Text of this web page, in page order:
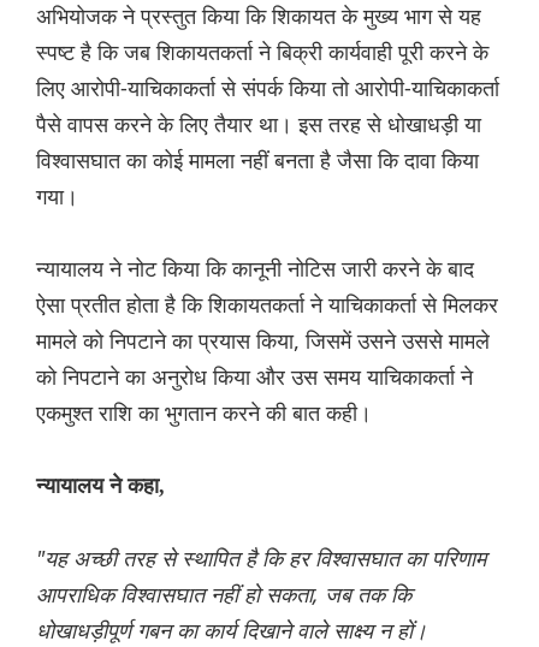
अभियोजक ने प्रस्तुत किया कि शिकायत के मुख्य भाग से यह
स्पष्ट है कि जब शिकायतकर्ता ने बिक्री कार्यवाही पूरी करने के
लिए आरोपी-याचिकाकर्ता से संपर्क किया तो आरोपी-याचिकाकर्ता
पैसे वापस करने के लिए तैयार था। इस तरह से धोखाधड़ी या
विश्वासघात का कोई मामला नहीं बनता है जैसा कि दावा किया
गया।
न्यायालय ने नोट किया कि कानूनी नोटिस जारी करने के बाद
ऐसा प्रतीत होता है कि शिकायतकर्ता ने याचिकाकर्ता से मिलकर
मामले को निपटाने का प्रयास किया, जिसमें उसने उससे मामले
को निपटाने का अनुरोध किया और उस समय याचिकाकर्ता ने
एकमुश्त राशि का भुगतान करने की बात कही।
न्यायालय ने कहा,
"यह अच्छी तरह से स्थापित है कि हर विश्वासघात का परिणाम
आपराधिक विश्वासघात नहीं हो सकता, जब तक कि
धोखाधड़ीपूर्ण गबन का कार्य दिखाने वाले साक्ष्य न हों।